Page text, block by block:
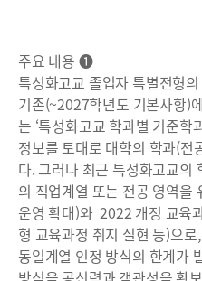
주요 내용 ❶
특성화고교 졸업자 특별전형
기존(~2027학년도 기본사항)
는 ‘특성화고교 학과별 기준학
정보를 토대로 대학의 학과(전
다. 그러나 최근 특성화고교의
의 직업계열 또는 전공 영역을
운영 확대)와 2022 개정 교육
형 교육과정 취지 실현 등)으
동일계열 인정 방식의 한계가